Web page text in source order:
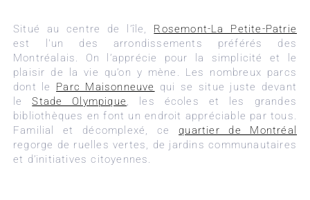
Situé au centre de l’île, Rosemont-La Petite-Patrie
est l'un des arrondissements préférés des
Montréalais. On l’apprécie pour la simplicité et le
plaisir de la vie qu’on y mène. Les nombreux parcs
dont le Parc Maisonneuve
qui se situe juste devant
leStade Olympique, les écoles et les grandes
bibliothèques en font un endroit appréciable par tous.
Familial et décomplexé, ce quartier de Montréal
regorge de ruelles vertes, de jardins communautaires
et d’initiatives citoyennes.